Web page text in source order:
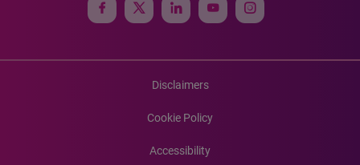
Disclaimers
Cookie Policy
Accessibility